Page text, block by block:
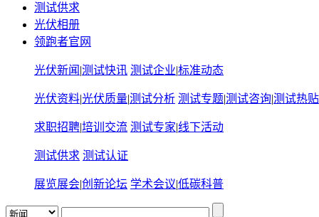
测试供求
光伏相册
领跑者官网
光伏新闻 |测试快讯 测试企业|标准动态
光伏资料|光伏质量|测试分析 测试专题|测试咨询|测试热贴
求职招聘|培训交流 测试专家|线下活动
测试供求 测试认证
展览展会|创新论坛 学术会议|低碳科普